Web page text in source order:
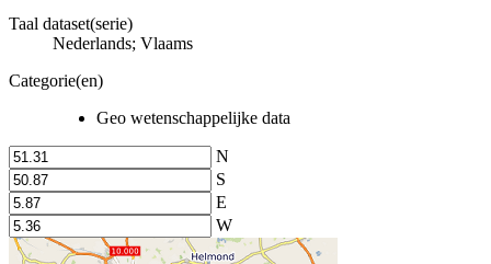
Taal dataset(serie)
Nederlands; Vlaams
Categorie(en)
Geo wetenschappelijke data
N
S
E
W